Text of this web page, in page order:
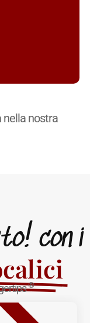
nella nostra
con i
®